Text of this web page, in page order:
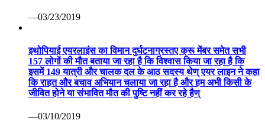
—03/23/2019
इथोपियाई एयरलाइंस का विमान दुर्घटनाग्रस्तए क्रू मेंबर समेत सभी
157 लोगों की मौत बताया जा रहा है कि विश्वास किया जा रहा है कि
इसमें 149 यात्री और चालक दल के आठ सदस्य थेण् एयर लाइन ने कहा
कि राहत और बचाव अभियान चलाया जा रहा है और हम अभी किसी के
जीवित होने या संभावित मौत की पुष्टि नहीं कर रहे हैण्
—03/10/2019